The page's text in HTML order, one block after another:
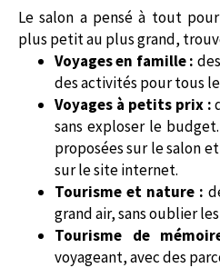
Le salon a pensé à tout
plus petit au plus grand,
Voyages en famille :
des activités pour tous
Voyages à petits prix :
sans exploser le
proposées sur le salon
sur le site internet.
Tourisme et nature :
grand air, sans oublier
Tourisme de
voyageant, avec des